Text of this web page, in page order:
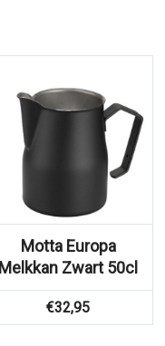
Motta Europa
Melkkan Zwart 50cl
€32,95